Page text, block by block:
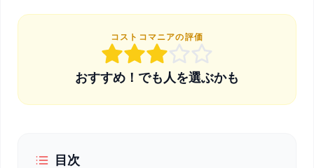
コストコマニアの評価
おすすめ！でも人を選ぶかも
目次